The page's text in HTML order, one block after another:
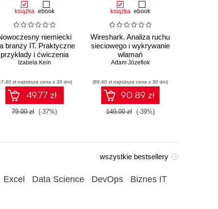
książka ebook
niemiecki
branży IT. Praktyczne
przykłady i ćwiczenia
Izabela Kein
zł najniższa cena z 30 dni)
49.77 zł
79.00 zł (-37%)
książka ebook
Wireshark. Analiza ruchu
sieciowego i wykrywanie
włamań
Adam Józefiok
(89,40 zł najniższa cena z 30 dni)
90.89 zł
149.00 zł (-39%)
wszystkie bestsellery
Excel Data Science DevOps Biznes IT